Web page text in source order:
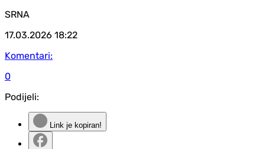
SRNA
17.03.2026 18:22
Komentari:
0
Podijeli:
Link je kopiran!